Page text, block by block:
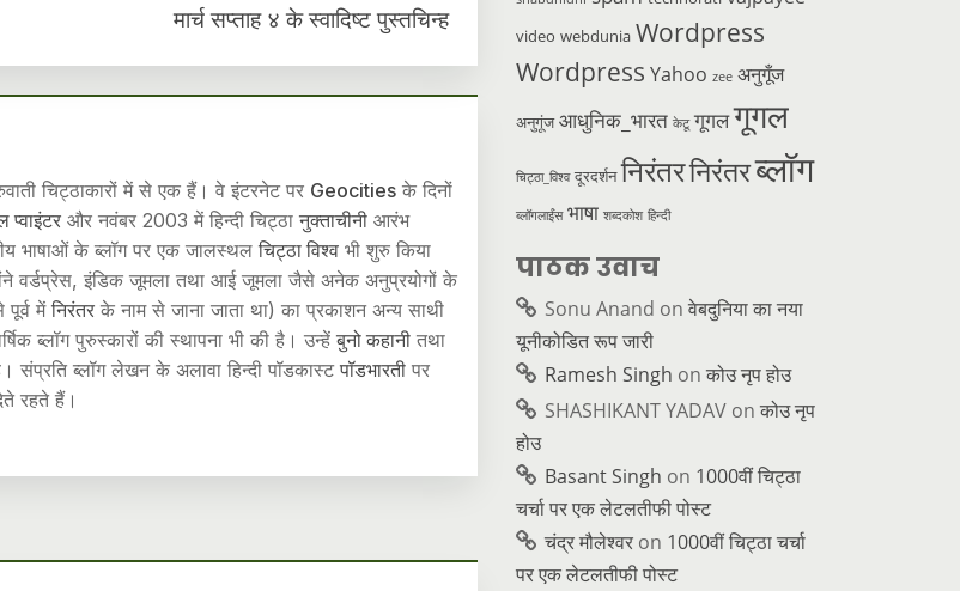
मार्च सप्ताह ४ के स्वादिष्ट पुस्तचिन्ह
चिट्ठाकारों में से एक हैं। वे इंटरनेट पर Geocities के दिनों
प्वाइंटर और नवंबर 2003 में हिन्दी चिट्ठानुक्ताचीनी आरंभ
भाषाओं के ब्लॉग पर एक जालस्थलचिट्ठा विश्व भी शुरु किया
वर्डप्रेस, इंडिक जूमला तथा आई जूमला जैसे अनेक अनुप्रयोगों के
पूर्व मेंनिरंतर के नाम से जाना जाता था) का प्रकाशन अन्य साथी
ब्लॉग पुरुस्कारों की स्थापना भी की है। उन्हेंबुनो कहानी तथा
संप्रति ब्लॉग लेखन के अलावा हिन्दी पॉडकास्टपॉडभारती पर
रहते हैं।
video webdunia Wordpress
Wordpress Yahoo zee अनुगूँज
अनुगूंज आधुनिक_भारत केटू गूगलगूगल
चिट्ठा_विश्व दूरदर्शन निरंतरनिरंतरब्लॉग
ब्लॉगलाईंस भाषा शब्दकोश हिन्दी
पाठक उवाच
Sonu Anand on वेबदुनिया का नया
यूनीकोडित रूप जारी
Ramesh Singh on कोउ नृप होउ
SHASHIKANT YADAV on कोउ नृप
होउ
Basant Singh on 1000वीं चिट्ठा
चर्चा पर एक लेटलतीफी पोस्ट
चंद्र मौलेश्वर on 1000वीं चिट्ठा चर्चा
पर एक लेटलतीफी पोस्ट